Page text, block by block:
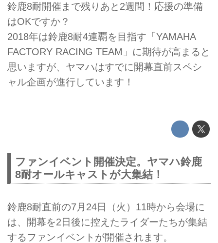
鈴鹿8耐開催まで残りあと2週間！応援の準備
はOKですか？
2018年は鈴鹿8耐4連覇を目指す「YAMAHA
FACTORY RACING TEAM」に期待が高まると
思いますが、ヤマハはすでに開幕直前スペシ
ャル企画が進行しています！
ファンイベント開催決定。ヤマハ鈴鹿
8耐オールキャストが大集結！
鈴鹿8耐直前の7月24日（火）11時から会場に
は、開幕を2日後に控えたライダーたちが集結
するファンイベントが開催されます。